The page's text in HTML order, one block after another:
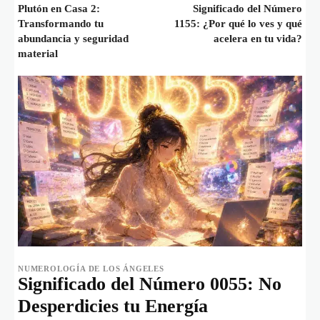
Plutón en Casa 2:
Transformando tu
abundancia y seguridad
material
Significado del Número
1155: ¿Por qué lo ves y qué
acelera en tu vida?
NUMEROLOGÍA DE LOS ÁNGELES
Significado del Número 0055: No
Desperdicies tu Energía